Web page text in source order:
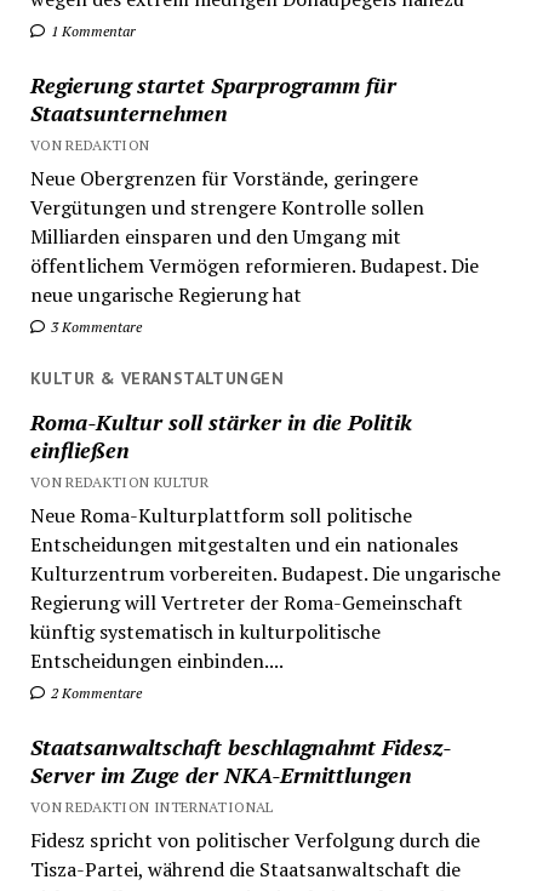
1 Kommentar
Regierung startet Sparprogramm für
Staatsunternehmen
VON REDAKTION
Neue Obergrenzen für Vorstände, geringere
Vergütungen und strengere Kontrolle sollen
Milliarden einsparen und den Umgang mit
öffentlichem Vermögen reformieren. Budapest. Die
neue ungarische Regierung hat
3 Kommentare
KULTUR & VERANSTALTUNGEN
Roma-Kultur soll stärker in die Politik
einfließen
VON REDAKTION KULTUR
Neue Roma-Kulturplattform soll politische
Entscheidungen mitgestalten und ein nationales
Kulturzentrum vorbereiten. Budapest. Die ungarische
Regierung will Vertreter der Roma-Gemeinschaft
künftig systematisch in kulturpolitische
Entscheidungen einbinden....
2 Kommentare
Staatsanwaltschaft beschlagnahmt Fidesz-
Server im Zuge der NKA-Ermittlungen
VON REDAKTION INTERNATIONAL
Fidesz spricht von politischer Verfolgung durch die
Tisza-Partei, während die Staatsanwaltschaft die